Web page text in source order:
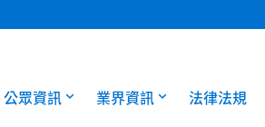
公眾資訊 業界資訊 法律法規